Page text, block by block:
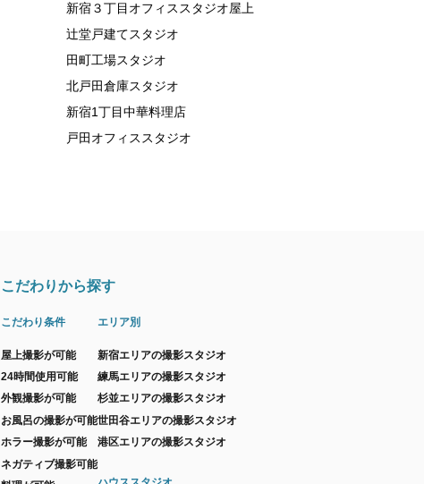
新宿３丁目オフィススタジオ屋上
辻堂戸建てスタジオ
田町工場スタジオ
北戸田倉庫スタジオ
新宿1丁目中華料理店
戸田オフィススタジオ
こだわりから探す
こだわり条件
屋上撮影が可能
24時間使用可能
外観撮影が可能
お風呂の撮影が可能
ホラー撮影が可能
ネガティブ撮影可能
エリア別
新宿エリアの撮影スタジオ
練馬エリアの撮影スタジオ
杉並エリアの撮影スタジオ
世田谷エリアの撮影スタジオ
港区エリアの撮影スタジオ